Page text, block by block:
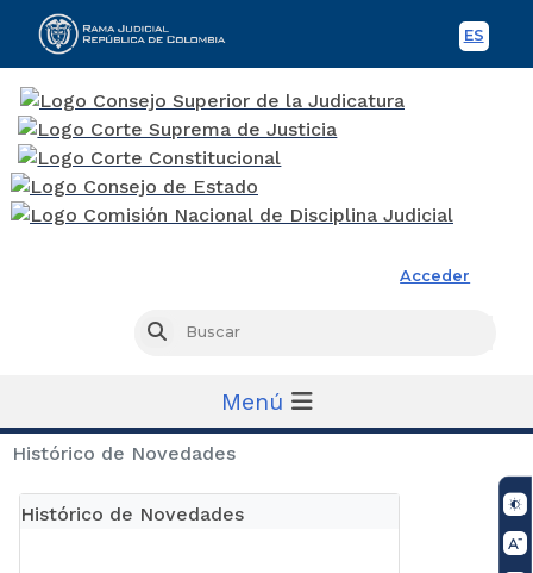
ES
Acceder
Buscar
Menú
Histórico de Novedades
Histórico de Novedades